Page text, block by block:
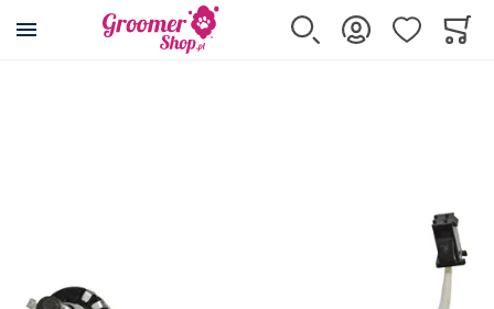
Przejdź na stronę główną
Szukaj Zaloguj sięUlubione